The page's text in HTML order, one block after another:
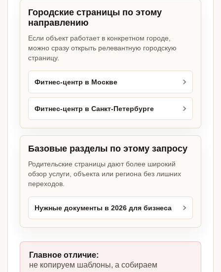
Городские страницы по этому
направлению
Если объект работает в конкретном городе,
можно сразу открыть релевантную городскую
страницу.
Фитнес-центр в Москве
Фитнес-центр в Санкт-Петербурге
Базовые разделы по этому запросу
Родительские страницы дают более широкий
обзор услуги, объекта или региона без лишних
переходов.
Нужные документы в 2026 для бизнеса
Главное отличие:
не копируем шаблоны, а собираем